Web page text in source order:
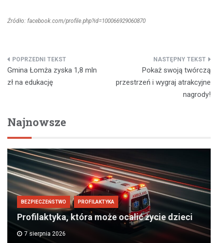
Źródło: facebook.com/profile.php?id=100066929060870
Nawigacja
wpisu
Gmina Łomża zyska 1,8 mln
zł na edukację
Pokaż swoją twórczą
przestrzeń i wygraj atrakcyjne
nagrody!
Najnowsze
BEZPIECZEŃSTWO PROFILAKTYKA
Profilaktyka, która może ocalić życie dzieci
7 sierpnia 2026